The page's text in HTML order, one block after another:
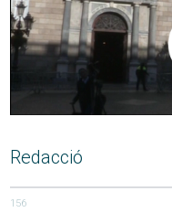
Redacció
156